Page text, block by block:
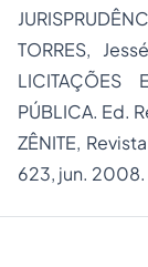
TORRES,
LICITAÇÕES
PÚBLICA. Ed.
ZÊNITE,
623, jun. 2008.